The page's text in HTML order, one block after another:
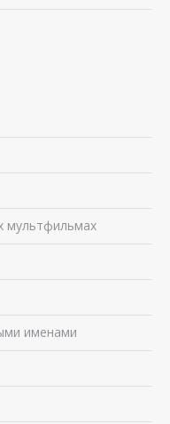
мультфильмах
именами